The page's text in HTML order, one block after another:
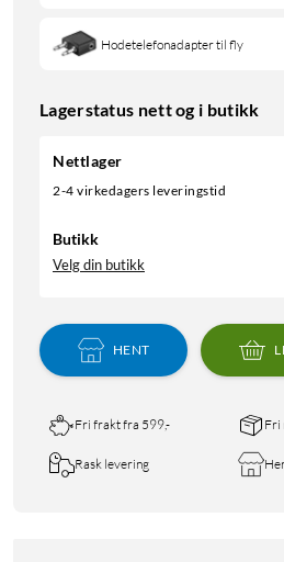
Hodetelefonadapter til fly
Lagerstatus nett og i butikk
Nettlager
2-4 virkedagers leveringstid
Butikk
Velg din butikk
HENT
Fri frakt fra 599,- Fri
Rask levering